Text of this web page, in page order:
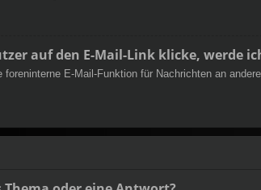
auf den E-Mail-Link klicke, werde
foreninterne E-Mail-Funktion für Nachrichten an